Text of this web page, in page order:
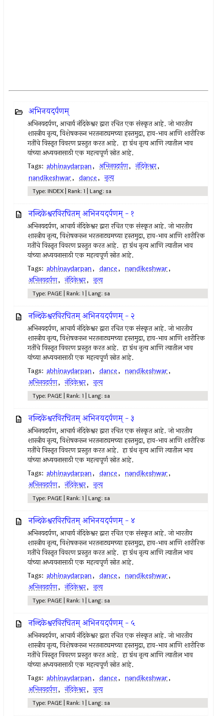
अभिनयदर्पणम्
अभिनयदर्पण, आचार्य नंदिकेश्वर द्वारा रचित एक संस्कृत आहे. जो भारतीय
शास्त्रीय नृत्य, विशेषकरून भरतनाट्यमच्या हस्तमुद्रा, हाव-भाव आणि शारीरिक
गतींचे विस्तृत विवरण प्रस्तुत करत आहे. हा ग्रंथ नृत्य आणि त्यातील भाव
यांच्या अध्ययनासाठी एक महत्वपूर्ण स्रोत आहे.
Tags: abhinaydarpan, अभिनयदर्पण, नंदिकेश्वर,
nandikeshwar, dance, नृत्य
Type: INDEX | Rank: 1 | Lang: sa
नन्दिकेश्वरविरचितम् अभिनयदर्पणम् - १
अभिनयदर्पण, आचार्य नंदिकेश्वर द्वारा रचित एक संस्कृत आहे. जो भारतीय
शास्त्रीय नृत्य, विशेषकरून भरतनाट्यमच्या हस्तमुद्रा, हाव-भाव आणि शारीरिक
गतींचे विस्तृत विवरण प्रस्तुत करत आहे. हा ग्रंथ नृत्य आणि त्यातील भाव
यांच्या अध्ययनासाठी एक महत्वपूर्ण स्रोत आहे.
Tags: abhinaydarpan, dance, nandikeshwar,
अभिनयदर्पण, नंदिकेश्वर, नृत्य
Type: PAGE | Rank: 1 | Lang: sa
नन्दिकेश्वरविरचितम् अभिनयदर्पणम् - २
अभिनयदर्पण, आचार्य नंदिकेश्वर द्वारा रचित एक संस्कृत आहे. जो भारतीय
शास्त्रीय नृत्य, विशेषकरून भरतनाट्यमच्या हस्तमुद्रा, हाव-भाव आणि शारीरिक
गतींचे विस्तृत विवरण प्रस्तुत करत आहे. हा ग्रंथ नृत्य आणि त्यातील भाव
यांच्या अध्ययनासाठी एक महत्वपूर्ण स्रोत आहे.
Tags: abhinaydarpan, dance, nandikeshwar,
अभिनयदर्पण, नंदिकेश्वर, नृत्य
Type: PAGE | Rank: 1 | Lang: sa
नन्दिकेश्वरविरचितम् अभिनयदर्पणम् - ३
अभिनयदर्पण, आचार्य नंदिकेश्वर द्वारा रचित एक संस्कृत आहे. जो भारतीय
शास्त्रीय नृत्य, विशेषकरून भरतनाट्यमच्या हस्तमुद्रा, हाव-भाव आणि शारीरिक
गतींचे विस्तृत विवरण प्रस्तुत करत आहे. हा ग्रंथ नृत्य आणि त्यातील भाव
यांच्या अध्ययनासाठी एक महत्वपूर्ण स्रोत आहे.
Tags: abhinaydarpan, dance, nandikeshwar,
अभिनयदर्पण, नंदिकेश्वर, नृत्य
Type: PAGE | Rank: 1 | Lang: sa
नन्दिकेश्वरविरचितम् अभिनयदर्पणम् - ४
अभिनयदर्पण, आचार्य नंदिकेश्वर द्वारा रचित एक संस्कृत आहे. जो भारतीय
शास्त्रीय नृत्य, विशेषकरून भरतनाट्यमच्या हस्तमुद्रा, हाव-भाव आणि शारीरिक
गतींचे विस्तृत विवरण प्रस्तुत करत आहे. हा ग्रंथ नृत्य आणि त्यातील भाव
यांच्या अध्ययनासाठी एक महत्वपूर्ण स्रोत आहे.
Tags: abhinaydarpan, dance, nandikeshwar,
अभिनयदर्पण, नंदिकेश्वर, नृत्य
Type: PAGE | Rank: 1 | Lang: sa
नन्दिकेश्वरविरचितम् अभिनयदर्पणम् - ५
अभिनयदर्पण, आचार्य नंदिकेश्वर द्वारा रचित एक संस्कृत आहे. जो भारतीय
शास्त्रीय नृत्य, विशेषकरून भरतनाट्यमच्या हस्तमुद्रा, हाव-भाव आणि शारीरिक
गतींचे विस्तृत विवरण प्रस्तुत करत आहे. हा ग्रंथ नृत्य आणि त्यातील भाव
यांच्या अध्ययनासाठी एक महत्वपूर्ण स्रोत आहे.
Tags: abhinaydarpan, dance, nandikeshwar,
अभिनयदर्पण, नंदिकेश्वर, नृत्य
Type: PAGE | Rank: 1 | Lang: sa